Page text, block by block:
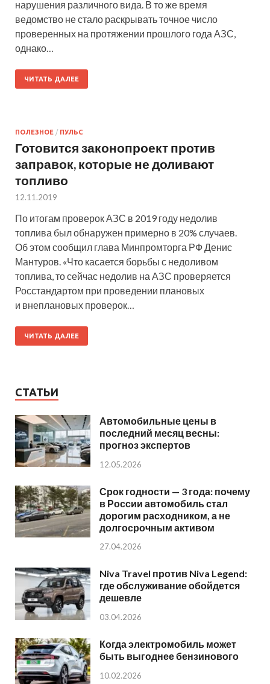
нарушения различного вида. В то же время
ведомство не стало раскрывать точное число
проверенных на протяжении прошлого года АЗС,
однако…
ЧИТАТЬ ДАЛЕЕ
ПОЛЕЗНОЕ / ПУЛЬС
Готовится законопроект против
заправок, которые не доливают
топливо
12.11.2019
По итогам проверок АЗС в 2019 году недолив
топлива был обнаружен примерно в 20% случаев.
Об этом сообщил глава Минпромторга РФ Денис
Мантуров. «Что касается борьбы с недоливом
топлива, то сейчас недолив на АЗС проверяется
Росстандартом при проведении плановых
и внеплановых проверок…
ЧИТАТЬ ДАЛЕЕ
СТАТЬИ
Автомобильные цены в
последний месяц весны:
прогноз экспертов
12.05.2026
Срок годности — 3 года: почему
в России автомобиль стал
дорогим расходником, а не
долгосрочным активом
27.04.2026
Niva Travel против Niva Legend:
где обслуживание обойдется
дешевле
03.04.2026
Когда электромобиль может
быть выгоднее бензинового
10.02.2026